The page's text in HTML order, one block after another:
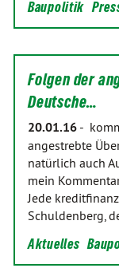
Baupolitik
Folgen der
Deutsche…
20.01.16 -
angestrebte
natürlich auch
mein
Jede
Schuldenberg,
Aktuelles